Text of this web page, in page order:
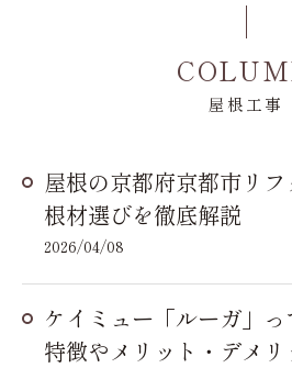
屋根工事
屋根の京都府京都市リ
根材選びを徹底解説
2026/04/08
ケイミュー「ルーガ」
特徴やメリット・デメ